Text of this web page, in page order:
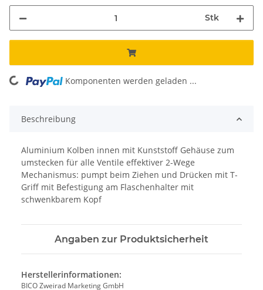
Stk
Loading... Komponenten werden geladen ...
Beschreibung
Aluminium Kolben innen mit Kunststoff Gehäuse zum
umstecken für alle Ventile effektiver 2-Wege
Mechanismus: pumpt beim Ziehen und Drücken mit T-
Griff mit Befestigung am Flaschenhalter mit
schwenkbarem Kopf
Angaben zur Produktsicherheit
Herstellerinformationen:
BICO Zweirad Marketing GmbH